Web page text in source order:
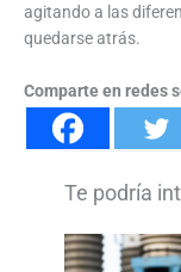
agitando a las
quedarse atrás.
Comparte en redes